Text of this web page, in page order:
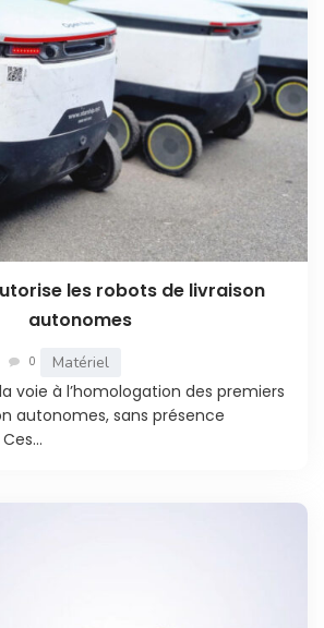
les robots de livraison
autonomes
0 Matériel
voie à l’homologation des premiers
autonomes, sans présence